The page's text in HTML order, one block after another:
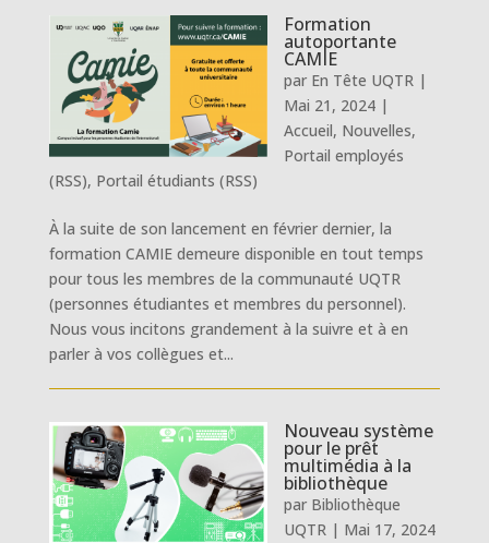
Formation
autoportante
CAMIE
par En Tête UQTR|
Mai 21, 2024|
Accueil, Nouvelles,
Portail employés
(RSS), Portail étudiants (RSS)
À la suite de son lancement en février dernier, la
formation CAMIE demeure disponible en tout temps
pour tous les membres de la communauté UQTR
(personnes étudiantes et membres du personnel).
Nous vous incitons grandement à la suivre et à en
parler à vos collègues et...
Nouveau système
pour le prêt
multimédia à la
bibliothèque
par Bibliothèque
UQTR| Mai 17, 2024